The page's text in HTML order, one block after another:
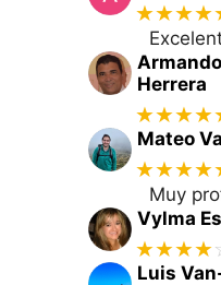
Herrera
Mateo
Muy
Vylma
★★★★
Luis